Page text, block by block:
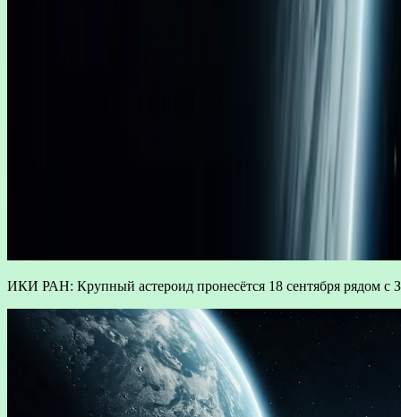
ИКИ РАН: Крупный астероид пронесётся 18 сентября рядом с